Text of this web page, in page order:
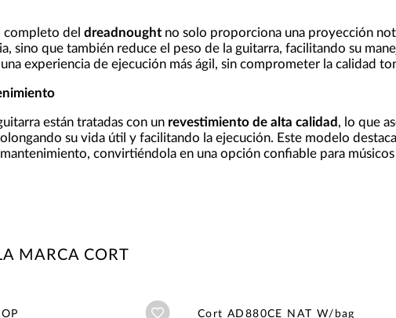
completo del dreadnoughtno solo proporciona una proyección
sino que también reduce el peso de la guitarra, facilitando su
experiencia de ejecución más ágil, sin comprometer la calidad
están tratadas con un revestimiento de alta calidad , lo que
su vida útil y facilitando la ejecución. Este modelo
convirtiéndola en una opción confiable para músicos
MARCA CORT
Añadir a wishlist
Cort AD880CE NAT W/bag